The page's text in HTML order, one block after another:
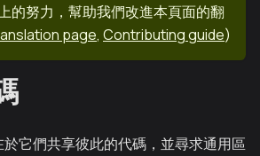
的努力，幫助我們改進本頁面的翻
page, Contributing guide)
它們共享彼此的代碼，並尋求通用區